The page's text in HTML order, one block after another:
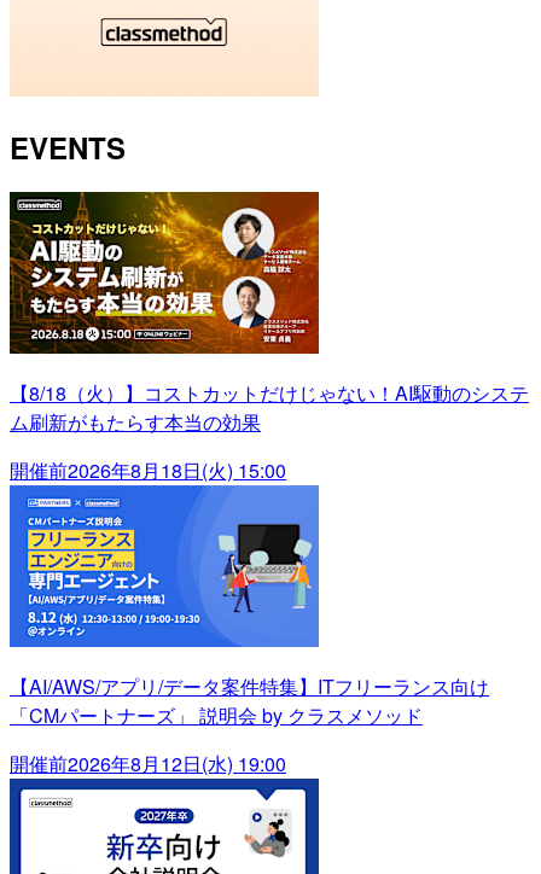
EVENTS
【8/18（火）】コストカットだけじゃない！AI駆動のシステ
ム刷新がもたらす本当の効果
開催前2026年8月18日(火) 15:00
【AI/AWS/アプリ/データ案件特集】ITフリーランス向け
「CMパートナーズ」 説明会 by クラスメソッド
開催前2026年8月12日(水) 19:00